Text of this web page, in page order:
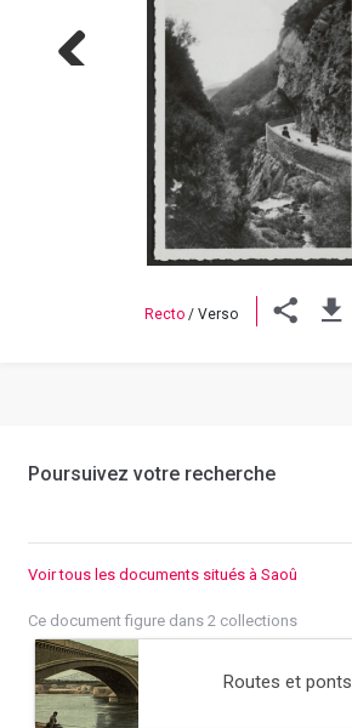
Recto / Verso
Poursuivez votre recherche
Voir tous les documents situés à Saoû
Ce document figure dans 2 collections
Routes et ponts